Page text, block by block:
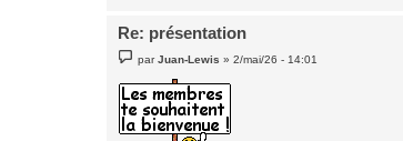
Re: présentation
e
s
a
g
e
parJuan-Lewis »2/mai/26 - 14:01